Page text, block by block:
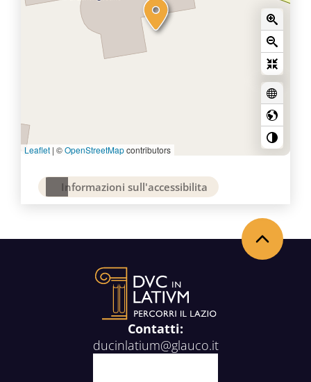
Leaflet | ©OpenStreetMapcontributors
Informazioni sull'accessibilita
Contatti:
ducinlatium@glauco.it
Torna in alto